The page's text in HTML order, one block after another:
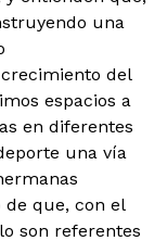
una
del
espacios a
en diferentes
una vía
de que, con el
son referentes